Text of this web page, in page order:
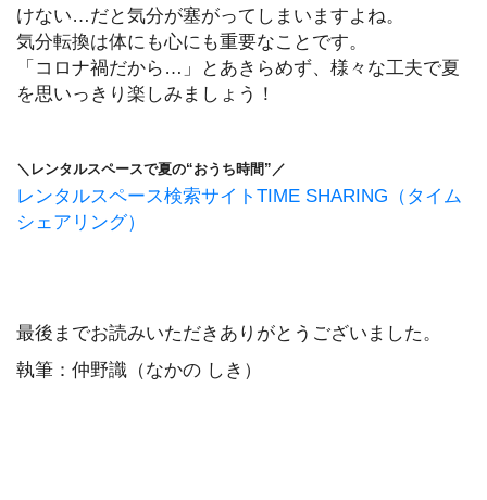
けない…だと気分が塞がってしまいますよね。
気分転換は体にも心にも重要なことです。
「コロナ禍だから…」とあきらめず、様々な工夫で夏
を思いっきり楽しみましょう！
＼レンタルスペースで夏の“おうち時間”／
レンタルスペース検索サイトTIME SHARING（タイム
シェアリング）
最後までお読みいただきありがとうございました。
執筆：仲野識（なかの しき）